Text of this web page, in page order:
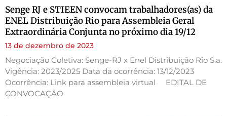
Senge RJ e STIEEN convocam trabalhadores(as) da
ENEL Distribuição Rio para Assembleia Geral
Extraordinária Conjunta no próximo dia 19/12
13 de dezembro de 2023
Negociação Coletiva: Senge-RJ x Enel Distribuição Rio S.a.
Vigência: 2023/2025 Data da ocorrência: 13/12/2023
Ocorrência: Link para assembleia virtual EDITAL DE
CONVOCAÇÃO